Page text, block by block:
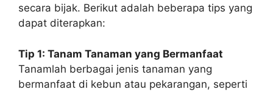
secara bijak. Berikut adalah beberapa tips yang
dapat diterapkan:
Tip 1: Tanam Tanaman yang Bermanfaat
Tanamlah berbagai jenis tanaman yang
bermanfaat di kebun atau pekarangan, seperti